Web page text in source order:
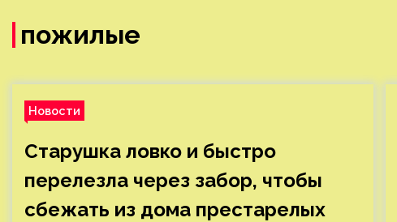
пожилые
Новости
Старушка ловко и быстро
перелезла через забор, чтобы
сбежать из дома престарелых